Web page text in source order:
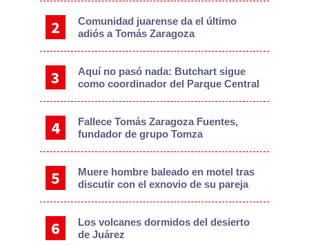
Comunidad juarense da el último
adiós a Tomás Zaragoza
Aquí no pasó nada: Butchart sigue
como coordinador del Parque Central
Fallece Tomás Zaragoza Fuentes,
fundador de grupo Tomza
Muere hombre baleado en motel tras
discutir con el exnovio de su pareja
Los volcanes dormidos del desierto
de Juárez